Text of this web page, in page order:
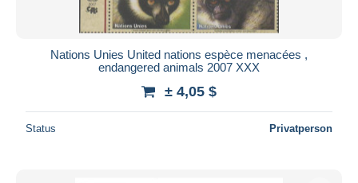
Nations Unies United nations espèce menacées ,
endangered animals 2007 XXX
± 4,05 $
Status Privatperson